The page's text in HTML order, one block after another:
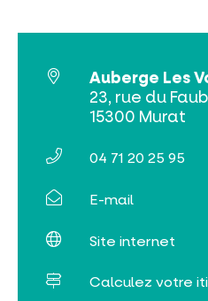
Tribus
VISITES ET
Auberge Les
23, rue du
15300 Murat
04 71 20 25 95
E-mail
Site internet
Calculez votre